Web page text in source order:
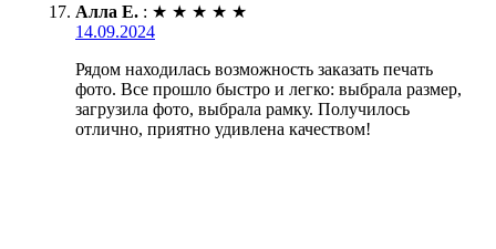
Алла Е. : ★ ★ ★ ★ ★
14.09.2024
Рядом находилась возможность заказать печать
фото. Все прошло быстро и легко: выбрала размер,
загрузила фото, выбрала рамку. Получилось
отлично, приятно удивлена качеством!